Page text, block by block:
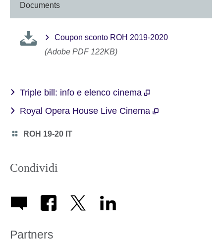
Documents
Coupon sconto ROH 2019-2020
(Adobe PDF 122KB)
Triple bill: info e elenco cinema
Royal Opera House Live Cinema
Category
ROH 19-20 IT
Condividi
Partners